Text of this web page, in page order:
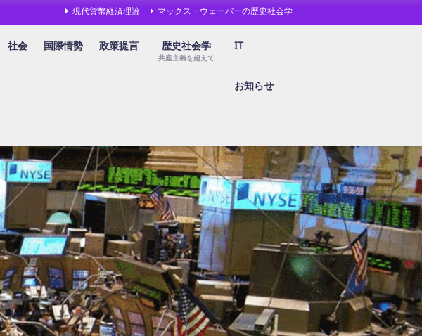
現代貨幣経済理論 マックス・ウェーバーの歴史社会学
社会 国際情勢 政策提言 歴史社会学
共産主義を超えて
IT
お知らせ